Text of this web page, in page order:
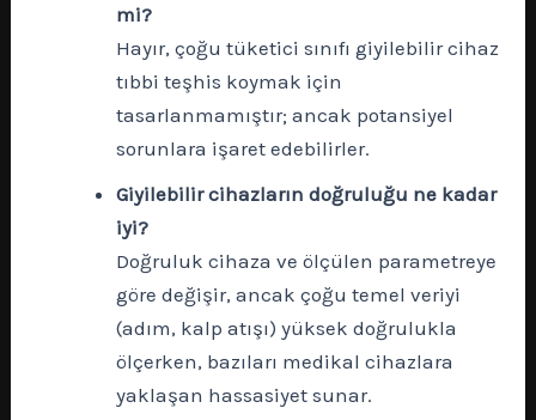
mi?
Hayır, çoğu tüketici sınıfı giyilebilir cihaz
tıbbi teşhis koymak için
tasarlanmamıştır; ancak potansiyel
sorunlara işaret edebilirler.
Giyilebilir cihazların doğruluğu ne kadar
iyi?
Doğruluk cihaza ve ölçülen parametreye
göre değişir, ancak çoğu temel veriyi
(adım, kalp atışı) yüksek doğrulukla
ölçerken, bazıları medikal cihazlara
yaklaşan hassasiyet sunar.